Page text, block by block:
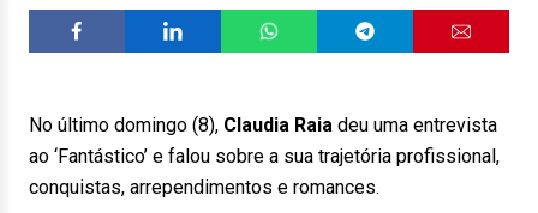
No último domingo (8), Claudia Raia deu uma entrevista
ao ‘Fantástico’ e falou sobre a sua trajetória profissional,
conquistas, arrependimentos e romances.